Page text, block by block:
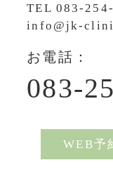
TEL 083-
info@jk-
お電話：
083-
WEB予